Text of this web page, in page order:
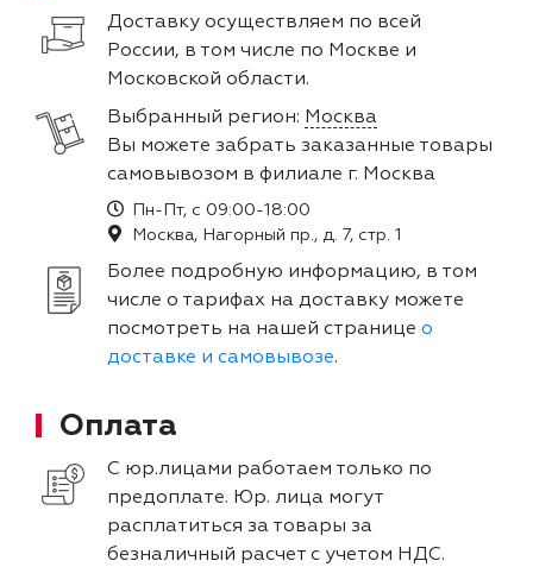
Доставку осуществляем по всей
России, в том числе по Москве и
Московской области.
Выбранный регион: Москва
Вы можете забрать заказанные товары
самовывозом в филиале г. Москва
Пн-Пт, с 09:00-18:00
Москва, Нагорный пр., д. 7, стр. 1
Более подробную информацию, в том
числе о тарифах на доставку можете
посмотреть на нашей странице о
доставке и самовывозе.
Оплата
С юр.лицами работаем только по
предоплате. Юр. лица могут
расплатиться за товары за
безналичный расчет с учетом НДС.